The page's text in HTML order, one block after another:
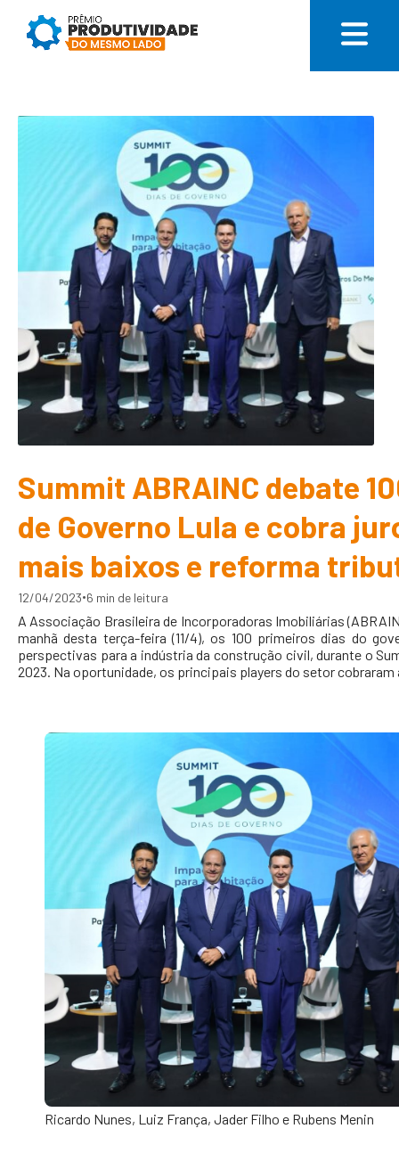
Summit ABRAINC debate
de Governo Lula e cobra
mais baixos e reforma
12/04/2023•6 min de leitura
A Associação Brasileira de Incorporadoras Imobiliárias
manhã desta terça-feira (11/4), os 100 primeiros dias do
perspectivas para a indústria da construção civil, durante o
2023. Na oportunidade, os principais players do setor cobraram
Ricardo Nunes, Luiz França, Jader Filho e Rubens Menin